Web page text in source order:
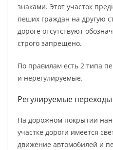
знаками. Этот участок
пеших граждан на другую
дороге отсутствуют
строго запрещено.
По правилам есть 2 типа
и нерегулируемые.
Регулируемые переходы
На дорожном покрытии
участке дороги имеется
движение автомобилей и